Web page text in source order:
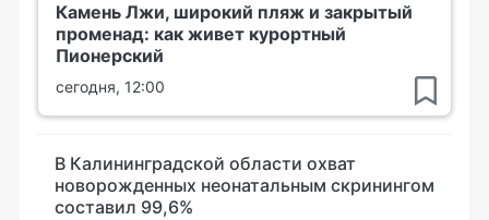
Камень Лжи, широкий пляж и закрытый
променад: как живет курортный
Пионерский
сегодня, 12:00
В Калининградской области охват
новорожденных неонатальным скринингом
составил 99,6%